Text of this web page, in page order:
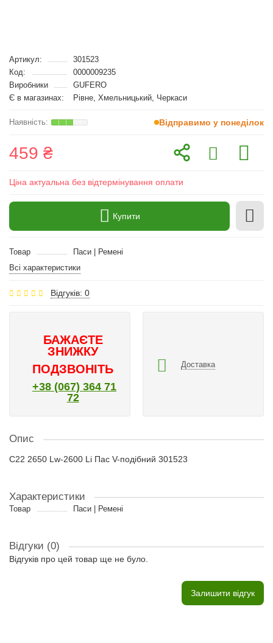
Артикул:
301523
Код:
0000009235
Виробники
GUFERO
Є в магазинах:
Рівне, Хмельницький, Черкаси
Відправимо у понеділок
459 ₴
Ціна актуальна без відтермінування оплати
Купити
Товар
Паси | Ремені
Всі характеристики
Відгуків: 0
БАЖАЄТЕ
ЗНИЖКУ
ПОДЗВОНІТЬ
+38 (067) 364 71
72
Доставка
Опис
C22 2650 Lw-2600 Li Пас V-подібний 301523
Характеристики
Товар Паси | Ремені
Відгуки (0)
Відгуків про цей товар ще не було.
Залишити відгук